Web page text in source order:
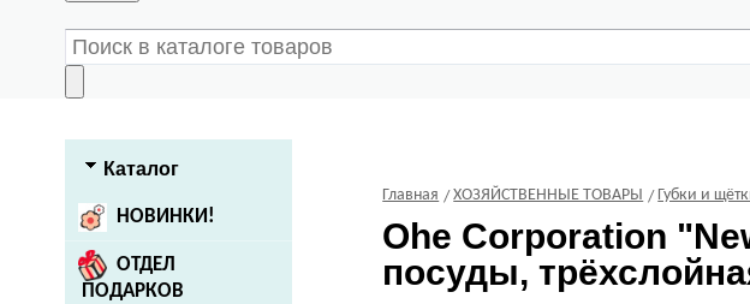
Каталог
НОВИНКИ!
ОТДЕЛ
ПОДАРКОВ
Главная ХОЗЯЙСТВЕННЫЕ ТОВАРЫ Губки и
Ohe Corporation
посуды,